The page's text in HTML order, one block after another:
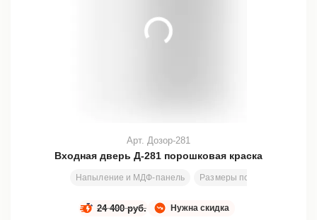
Входная дверь Д-281 порошковая краска
Напыление и МДФ-панель Размеры под заказ
Арт. Дозор-281
Нужна скидка
24 400 руб.